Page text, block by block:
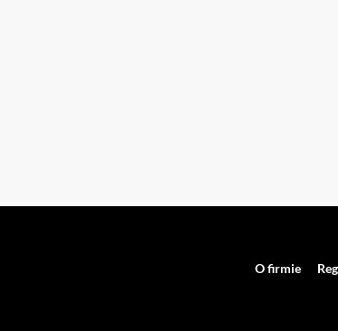
O firmie